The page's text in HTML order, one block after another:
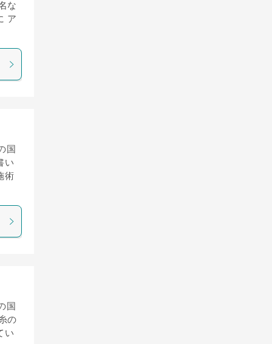
な
ア
国
い
術
国
の
い